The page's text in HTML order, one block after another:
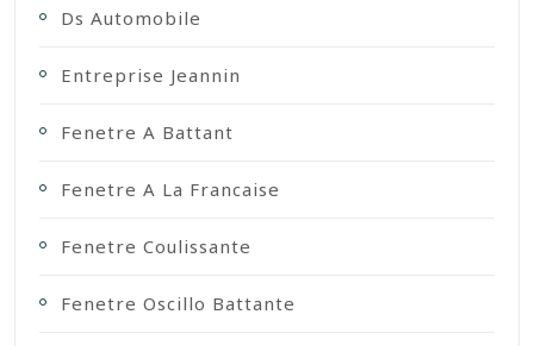
Ds Automobile
Entreprise Jeannin
Fenetre A Battant
Fenetre A La Francaise
Fenetre Coulissante
Fenetre Oscillo Battante